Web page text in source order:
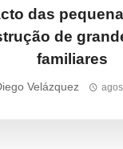
das
de
familiares
Velázquez